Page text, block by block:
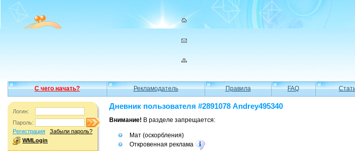
С чего начать? Рекламодатель Правила FAQ
Логин:
Пароль:
Регистрация
Забыли пароль?
WMLogin
Дневник пользователя #2891078 Andrey495340
Внимание! В разделе запрещается:
Мат (оскорбления)
Откровенная реклама